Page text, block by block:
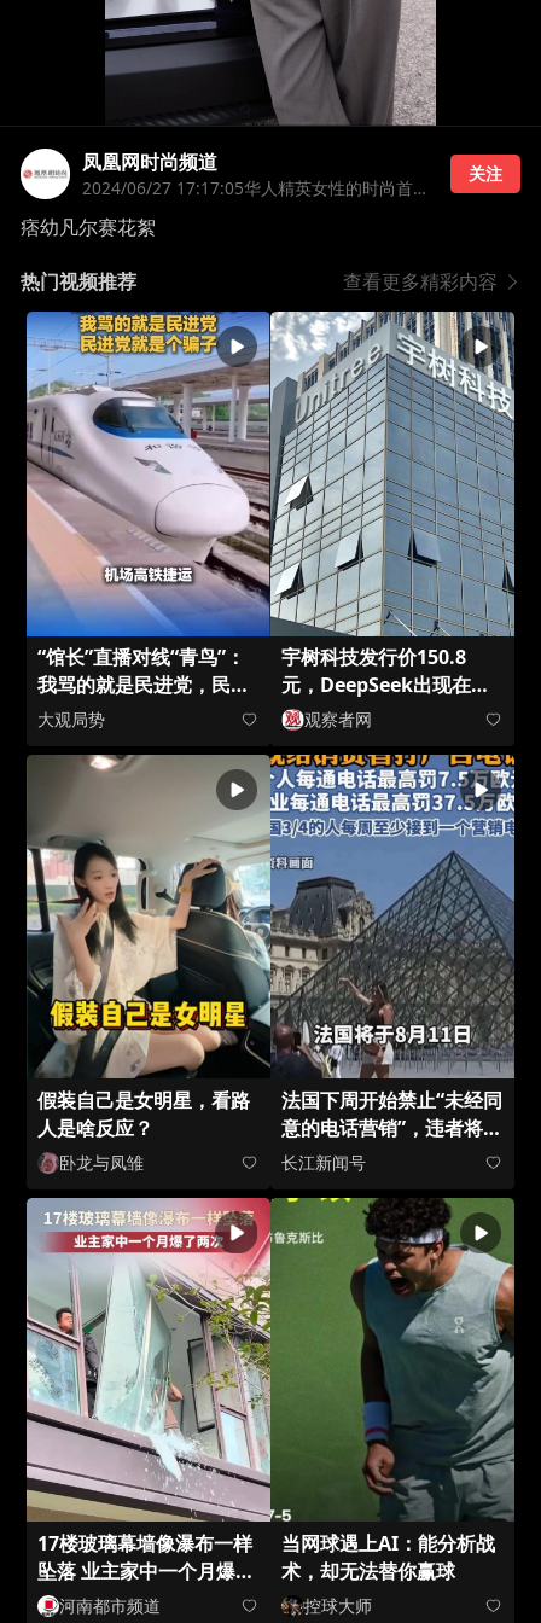
凤凰网时尚频道
2024/06/27 17:17:05 华人精英女性的时尚首选
关注
痞幼凡尔赛花絮
热门视频推荐 查看更多精彩内容
“馆长”直播对线“青鸟”：
我骂的就是民进党，民进
党就是个骗子
大观局势
宇树科技发行价150.8
元，DeepSeek出现在战
略配售名单中
观察者网
假装自己是女明星，看路
人是啥反应？
卧龙与凤雏
法国下周开始禁止“未经同
意的电话营销”，违者将重
罚#精选口播说
长江新闻号
17楼玻璃幕墙像瀑布一样
坠落 业主家中一个月爆了
两次 维修师傅：一个夏天
河南都市频道
当网球遇上AI：能分析战
术，却无法替你赢球
控球大师